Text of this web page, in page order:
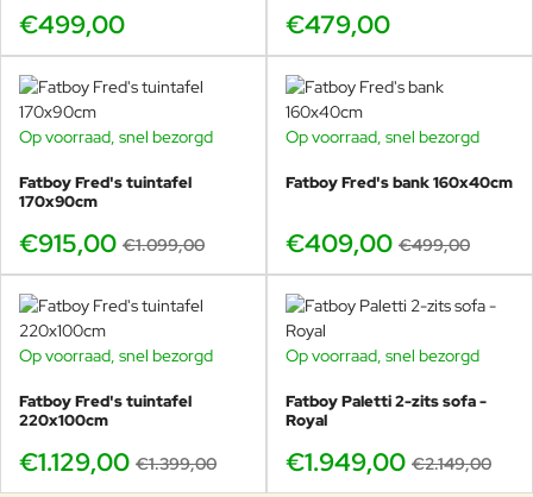
€499,00 €479,00
-17%
Op voorraad, snel bezorgd
Fatboy Fred's tuintafel
170x90cm
€915,00 €1.099,00
-18%
Op voorraad, snel bezorgd
Fatboy Fred's bank 160x40cm
€409,00 €499,00
-19%
Op voorraad, snel bezorgd
Fatboy Fred's tuintafel
220x100cm
€1.129,00 €1.399,00
GRATIS HOEZEN
Op voorraad, snel bezorgd
Fatboy Paletti 2-zits sofa -
Royal
€1.949,00 €2.149,00